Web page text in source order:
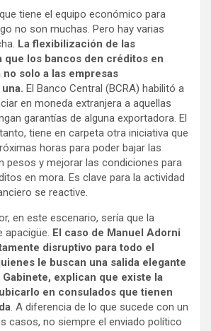
tiene el equipo económico para
no son muchas. Pero hay varias
La flexibilización de las
que los bancos den créditos en
no solo a las empresas
El Banco Central (BCRA) habilitó a
en moneda extranjera a aquellas
garantías de alguna exportadora. El
tiene en carpeta otra iniciativa que
horas para poder bajar las
pesos y mejorar las condiciones para
en mora. Es clave para la actividad
se reactive.
en este escenario, sería que la
El caso de Manuel Adorni
disruptivo para todo el
le buscan una salida elegante
explican que existe la
en consulados que tienen
. A diferencia de lo que sucede con un
casos, no siempre el enviado político